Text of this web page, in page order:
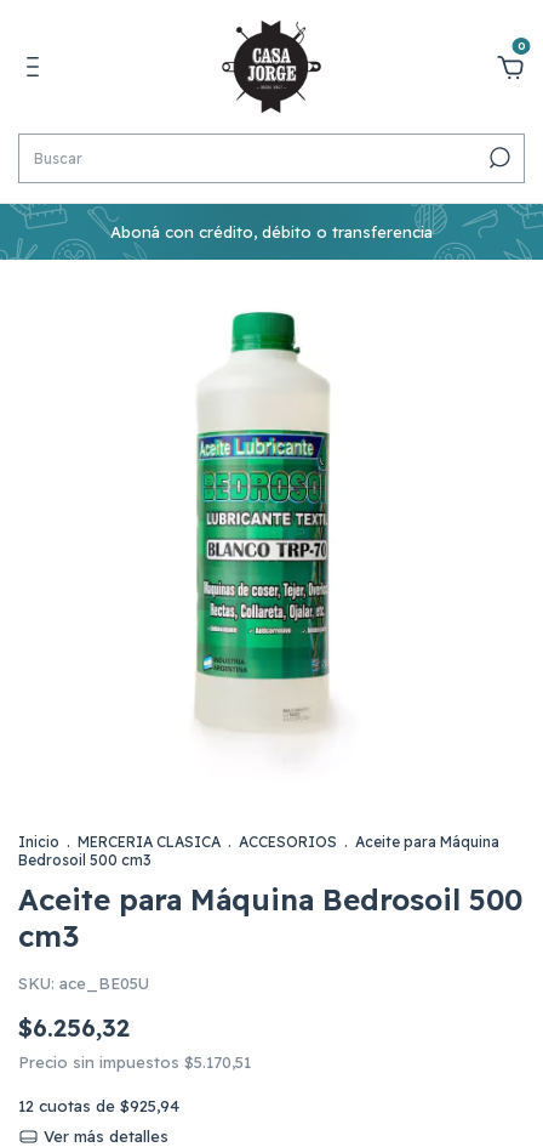
0
Aboná con crédito, débito o transferencia
Inicio . MERCERIA CLASICA . ACCESORIOS . Aceite para Máquina
Bedrosoil 500 cm3
Aceite para Máquina Bedrosoil 500
cm3
SKU: ace_BE05U
$6.256,32
Precio sin impuestos $5.170,51
12 cuotas de $925,94
Ver más detalles